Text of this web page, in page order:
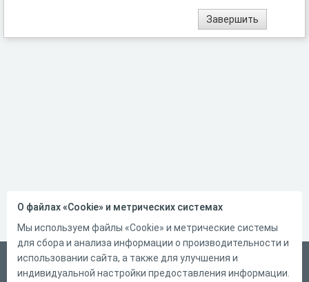
Русский
О файлах «Cookie» и метрических системах
Мы используем файлы «Cookie» и метрические системы
для сбора и анализа информации о производительности и
использовании сайта, а также для улучшения и
индивидуальной настройки предоставления информации.